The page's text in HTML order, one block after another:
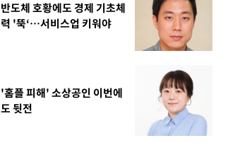
오세훈 서울시
환경 점검
반도체 호황에도 경제 기초체
력 '뚝‘…서비스업 키워야
'홈플 피해' 소상공인 이번에
도 뒷전